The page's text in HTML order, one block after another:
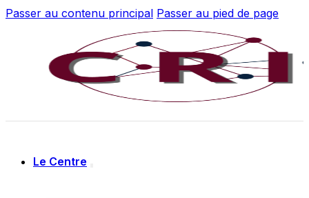
Passer au contenu principal Passer au pied de page
Le Centre